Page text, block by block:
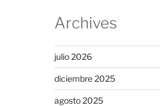
Archives
julio 2026
diciembre 2025
agosto 2025